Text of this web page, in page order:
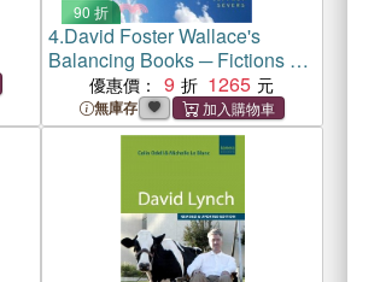
90 折
4.David Foster Wallace's
Balancing Books ─ Fictions of
Value優惠價： 9 1265
無庫存